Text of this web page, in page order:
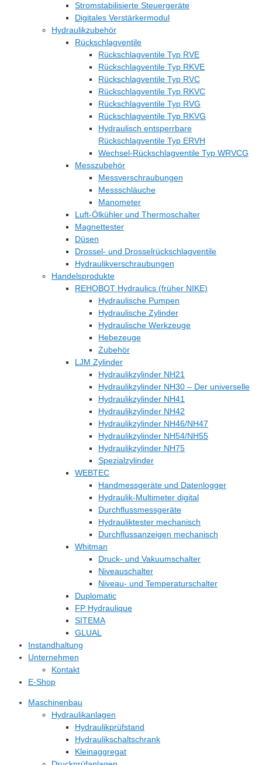
Stromstabilisierte Steuergeräte
Digitales Verstärkermodul
Hydraulikzubehör
Rückschlagventile
Rückschlagventile Typ RVE
Rückschlagventile Typ RKVE
Rückschlagventile Typ RVC
Rückschlagventile Typ RKVC
Rückschlagventile Typ RVG
Rückschlagventile Typ RKVG
Hydraulisch entsperrbare
Rückschlagventile Typ ERVH
Wechsel-Rückschlagventile Typ WRVCG
Messzubehör
Messverschraubungen
Messschläuche
Manometer
Luft-Ölkühler und Thermoschalter
Magnettester
Düsen
Drossel- und Drosselrückschlagventile
Hydraulikverschraubungen
Handelsprodukte
REHOBOT Hydraulics (früher NIKE)
Hydraulische Pumpen
Hydraulische Zylinder
Hydraulische Werkzeuge
Hebezeuge
Zubehör
LJM Zylinder
Hydraulikzylinder NH21
Hydraulikzylinder NH30 – Der universelle
Hydraulikzylinder NH41
Hydraulikzylinder NH42
Hydraulikzylinder NH46/NH47
Hydraulikzylinder NH54/NH55
Hydraulikzylinder NH75
Spezialzylinder
WEBTEC
Handmessgeräte und Datenlogger
Hydraulik-Multimeter digital
Durchflussmessgeräte
Hydrauliktester mechanisch
Durchflussanzeigen mechanisch
Whitman
Druck- und Vakuumschalter
Niveauschalter
Niveau- und Temperaturschalter
Duplomatic
FP Hydraulique
SITEMA
GLUAL
Instandhaltung
Unternehmen
Kontakt
E-Shop
Maschinenbau
Hydraulikanlagen
Hydraulikprüfstand
Hydraulikschaltschrank
Kleinaggregat